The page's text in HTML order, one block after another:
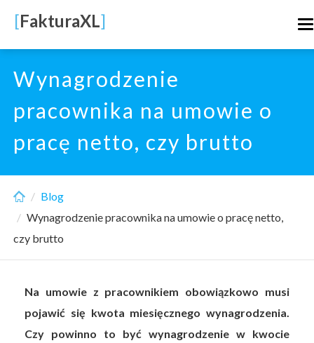
main
content
[FakturaXL]
Wynagrodzenie
pracownika na umowie o
pracę netto, czy brutto
Blog
Wynagrodzenie pracownika na umowie o pracę netto,
czy brutto
Na umowie z pracownikiem obowiązkowo musi
pojawić się kwota miesięcznego wynagrodzenia.
Czy powinno to być wynagrodzenie w kwocie